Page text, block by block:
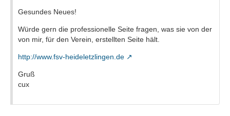
Gesundes Neues!
Würde gern die professionelle Seite fragen, was sie von der
von mir, für den Verein, erstellten Seite hält.
http://www.fsv-heideletzlingen.de
Gruß
cux